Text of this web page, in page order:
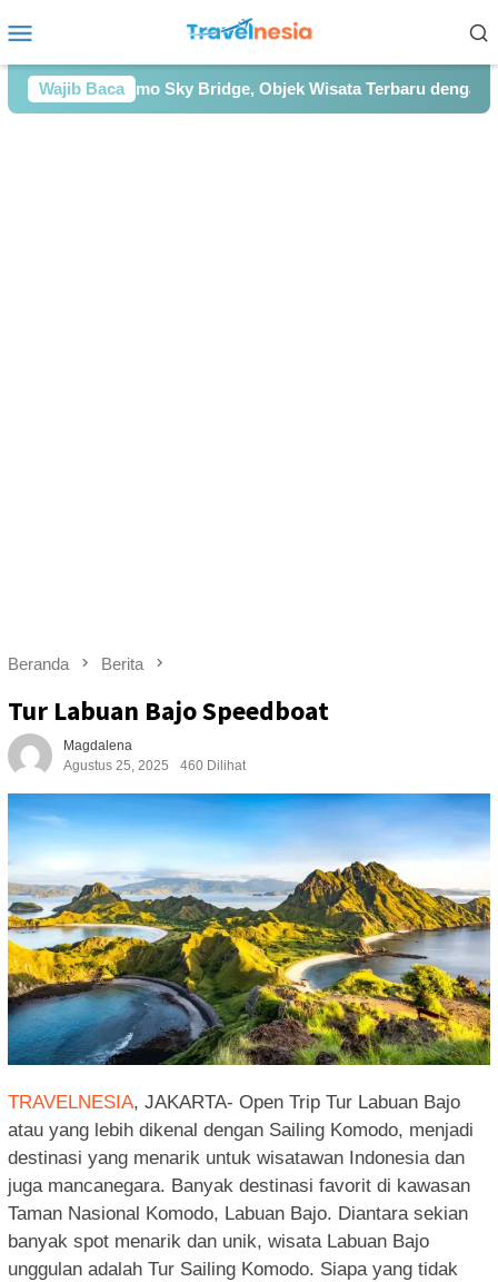
ke
Mobile
Wajib Baca
di Bromo Sky Bridge, Objek Wisata Terbaru dengan
Beranda Berita
Tur Labuan Bajo Speedboat
Magdalena
Agustus 25, 2025
460 Dilihat
TRAVELNESIA, JAKARTA- Open Trip Tur Labuan Bajo
atau yang lebih dikenal dengan Sailing Komodo, menjadi
destinasi yang menarik untuk wisatawan Indonesia dan
juga mancanegara. Banyak destinasi favorit di kawasan
Taman Nasional Komodo, Labuan Bajo. Diantara sekian
banyak spot menarik dan unik, wisata Labuan Bajo
unggulan adalah Tur Sailing Komodo. Siapa yang tidak